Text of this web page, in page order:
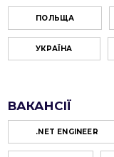
ПОЛЬЩА
УКРАЇНА
ВАКАНСІЇ
.NET ENGINEER